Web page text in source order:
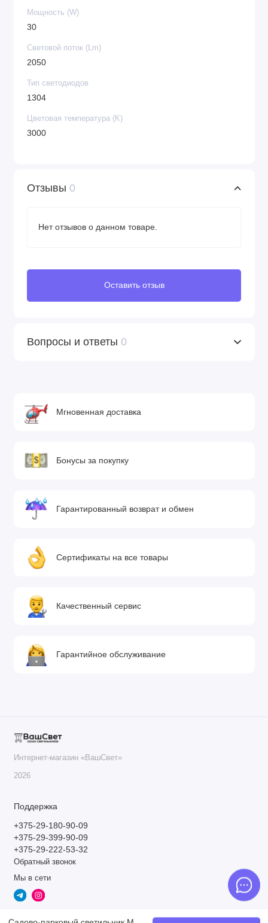
Мощность (W)
30
Световой поток (Lm)
2050
Тип cветодиодов
1304
Цветовая температура (K)
3000
Отзывы 0
Нет отзывов о данном товаре.
Оставить отзыв
Вопросы и ответы 0
Мгновенная доставка
Бонусы за покупку
Гарантированный возврат и обмен
Сертификаты на все товары
Качественный сервис
Гарантийное обслуживание
Интернет-магазин «ВашСвет»
2026
Поддержка
+375-29-180-90-09
+375-29-399-90-09
+375-29-222-53-32
Обратный звонок
Мы в сети